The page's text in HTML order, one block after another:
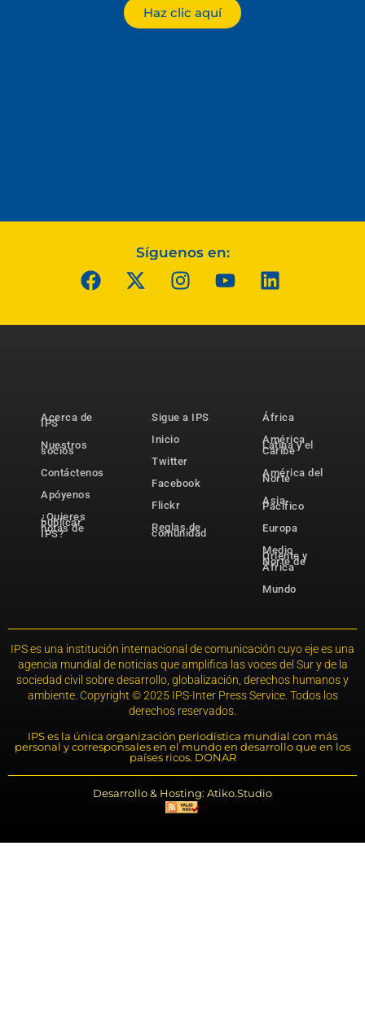
Haz clic aquí
Síguenos en:
Acerca de
IPS
Nuestros
socios
Contáctenos
Apóyenos
¿Quieres
publicar
notas de
IPS?
Sigue a IPS
Inicio
Twitter
Facebook
Flickr
Reglas de
comunidad
África
América
Latina y el
Caribe
América del
Norte
Asia-
Pacífico
Europa
Medio
Oriente y
Norte de
África
Mundo
IPS es una institución internacional de comunicación cuyo eje es una
agencia mundial de noticias que amplifica las voces del Sur y de la
sociedad civil sobre desarrollo, globalización, derechos humanos y
ambiente. Copyright © 2025 IPS-Inter Press Service. Todos los
derechos reservados.
IPS es la única organización periodística mundial con más
personal y corresponsales en el mundo en desarrollo que en los
países ricos. DONAR
Desarrollo & Hosting: Atiko.Studio